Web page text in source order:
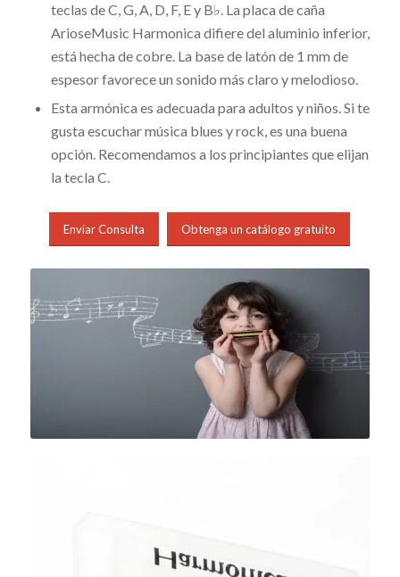
teclas de C, G, A, D, F, E y B♭. La placa de caña
ArioseMusic Harmonica difiere del aluminio inferior,
está hecha de cobre. La base de latón de 1 mm de
espesor favorece un sonido más claro y melodioso.
Esta armónica es adecuada para adultos y niños. Si te
gusta escuchar música blues y rock, es una buena
opción. Recomendamos a los principiantes que elijan
la tecla C.
Enviar Consulta Obtenga un catálogo gratuito